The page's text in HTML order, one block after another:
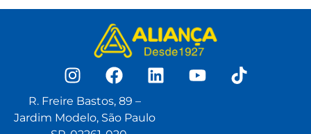
R. Freire Bastos, 89 –
Jardim Modelo, São Paulo